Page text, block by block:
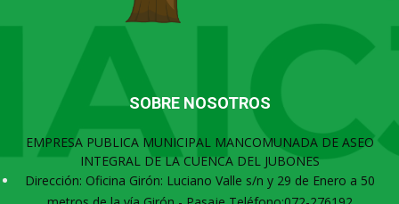
SOBRE NOSOTROS
EMPRESA PUBLICA MUNICIPAL MANCOMUNADA DE ASEO
INTEGRAL DE LA CUENCA DEL JUBONES
Dirección: Oficina Girón: Luciano Valle s/n y 29 de Enero a 50